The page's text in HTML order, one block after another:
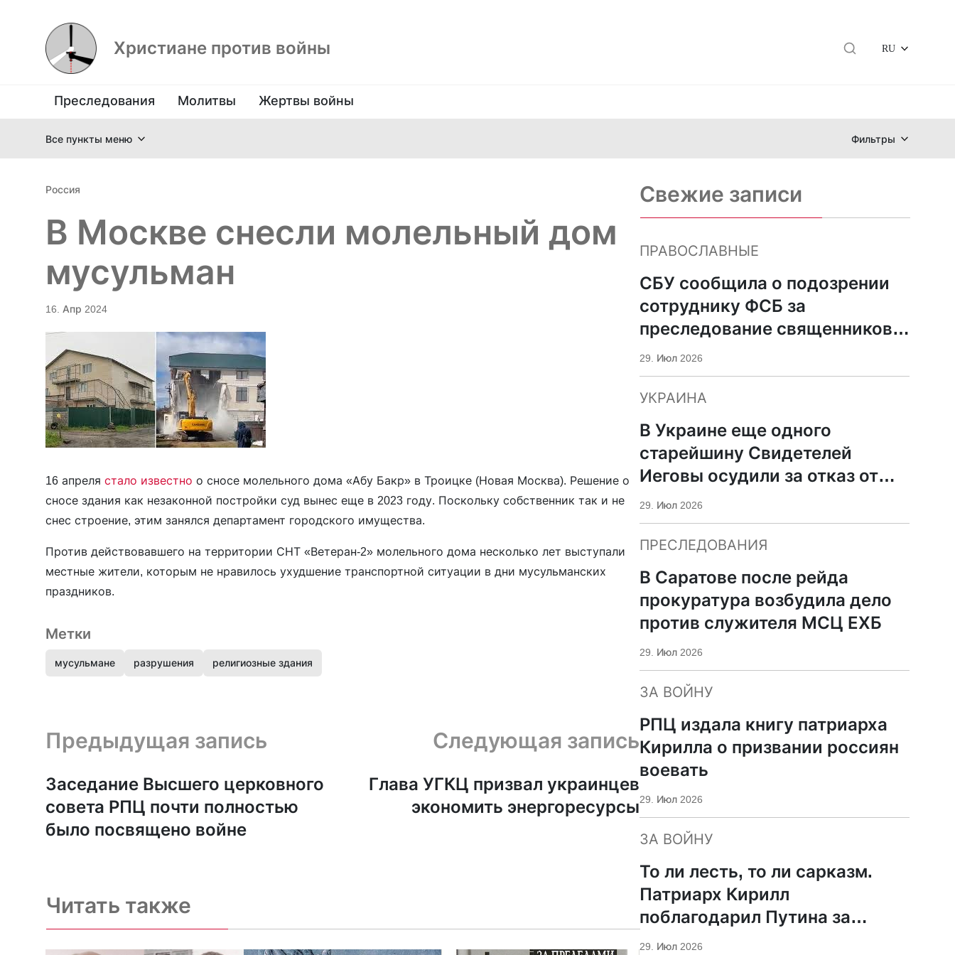
Христиане против войны RU
Преследования Молитвы Жертвы войны
Все пункты меню Фильтры
Россия
В Москве снесли молельный дом
мусульман
16. Апр 2024
16 апреля стало известно о сносе молельного дома «Абу Бакр» в Троицке (Новая Москва). Решение о
сносе здания как незаконной постройки суд вынес еще в 2023 году. Поскольку собственник так и не
снес строение, этим занялся департамент городского имущества.
Против действовавшего на территории СНТ «Ветеран-2» молельного дома несколько лет выступали
местные жители, которым не нравилось ухудшение транспортной ситуации в дни мусульманских
праздников.
Метки
мусульмане разрушения религиозные здания
Предыдущая запись и следующая запись
Предыдущая запись
Заседание Высшего церковного
совета РПЦ почти полностью
было посвящено войне
Следующая запись
Глава УГКЦ призвал украинцев
экономить энергоресурсы
Читать также
Свежие записи
ПРАВОСЛАВНЫЕ
СБУ сообщила о подозрении
сотруднику ФСБ за
преследование священников
ПЦУ
29. Июл 2026
УКРАИНА
В Украине еще одного
старейшину Свидетелей
Иеговы осудили за отказ от
мобилизации
29. Июл 2026
ПРЕСЛЕДОВАНИЯ
В Саратове после рейда
прокуратура возбудила дело
против служителя МСЦ ЕХБ
29. Июл 2026
ЗА ВОЙНУ
РПЦ издала книгу патриарха
Кирилла о призвании россиян
воевать
29. Июл 2026
ЗА ВОЙНУ
То ли лесть, то ли сарказм.
Патриарх Кирилл
поблагодарил Путина за
защиту суверенитета и
29. Июл 2026